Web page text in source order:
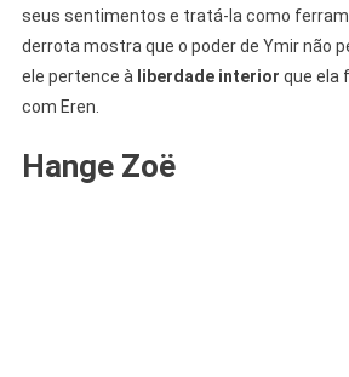
seus sentimentos e tratá-la como
derrota mostra que o poder de Ymir não
ele pertence à liberdade interior que ela
com Eren.
Hange Zoë